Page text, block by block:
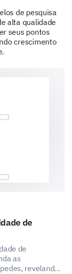
de pesquisa
alta qualidade
seus pontos
crescimento
de
de
as
revelando